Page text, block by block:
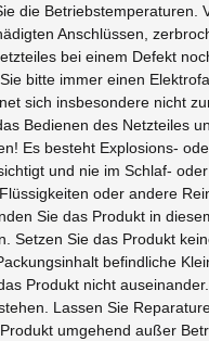
die Betriebstemperaturen.
Anschlüssen,
bei einem Defekt
bitte immer einen
sich insbesondere nicht
Bedienen des Netzteiles
Es besteht Explosions-
und nie im Schlaf-
oder andere
Sie das Produkt in
Setzen Sie das Produkt
befindliche
Produkt nicht
Lassen Sie
umgehend außer